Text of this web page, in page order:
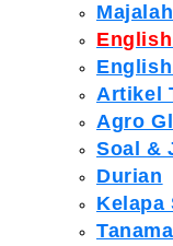
Artikel
Agro
Soal &
Durian
Kelapa